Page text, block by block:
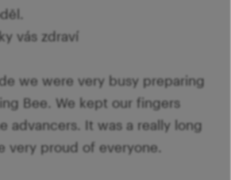
vás zdraví
we were very busy preparing
Bee. We kept our fingers
advancers. It was a really long
very proud of everyone.